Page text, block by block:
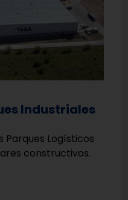
Industriales
Parques Logísticos
constructivos.